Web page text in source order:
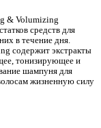
& Volumizing
средств для
в течение дня.
содержит экстракты
тонизирующее и
шампуня для
жизненную силу